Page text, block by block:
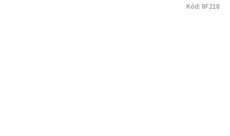
Kód: 8F218